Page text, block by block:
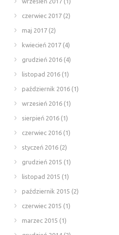
czerwiec 2017 (2)
maj 2017 (2)
kwiecień 2017 (4)
grudzień 2016 (4)
listopad 2016 (1)
październik 2016 (1)
wrzesień 2016 (1)
sierpień 2016 (1)
czerwiec 2016 (1)
styczeń 2016 (2)
grudzień 2015 (1)
listopad 2015 (1)
październik 2015 (2)
czerwiec 2015 (1)
marzec 2015 (1)